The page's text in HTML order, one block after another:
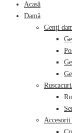
Acasă
Damă
Genți
Accesorii